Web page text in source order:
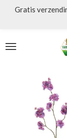
de
Gratis